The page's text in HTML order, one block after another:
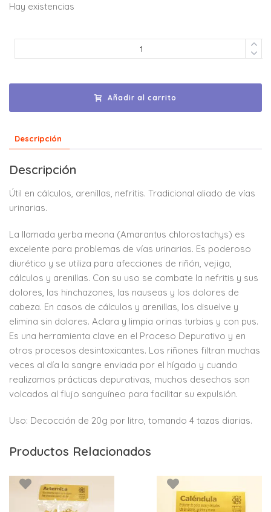
Hay existencias
Añadir al carrito
Descripción
Descripción
Útil en cálculos, arenillas, nefritis. Tradicional aliado de vías
urinarias.
La llamada yerba meona (Amarantus chlorostachys) es
excelente para problemas de vías urinarias. Es poderoso
diurético y se utiliza para afecciones de riñón, vejiga,
cálculos y arenillas. Con su uso se combate la nefritis y sus
dolores, las hinchazones, las nauseas y los dolores de
cabeza. En casos de cálculos y arenillas, los disuelve y
elimina sin dolores. Aclara y limpia orinas turbias y con pus.
Es una herramienta clave en el Proceso Depurativo y en
otros procesos desintoxicantes. Los riñones filtran muchas
veces al día la sangre enviada por el hígado y cuando
realizamos prácticas depurativas, muchos desechos son
volcados al flujo sanguíneo para facilitar su expulsión.
Uso: Decocción de 20g por litro, tomando 4 tazas diarias.
Productos Relacionados